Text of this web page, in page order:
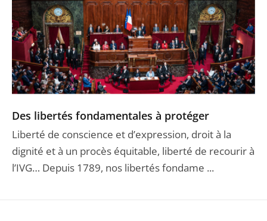
Des libertés fondamentales à protéger
Liberté de conscience et d’expression, droit à la
dignité et à un procès équitable, liberté de recourir à
l’IVG… Depuis 1789, nos libertés fondame ...